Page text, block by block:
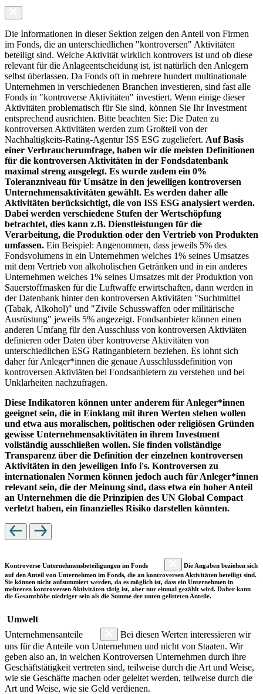
Die Informationen in dieser Sektion zeigen den Anteil von Firmen
im Fonds, die an unterschiedlichen "kontroversen" Aktivitäten
beteiligt sind. Welche Aktivität wirklich kontrovers ist und ob diese
relevant für die Anlageentscheidung ist, ist natürlich den Anlegern
selbst überlassen. Da Fonds oft in mehrere hundert multinationale
Unternehmen in verschiedenen Branchen investieren, sind fast alle
Fonds in "kontroverse Aktivitäten" investiert. Wenn einige dieser
Aktivitäten problematisch für Sie sind, können Sie Ihr Investment
entsprechend ausrichten. Bitte beachten Sie: Die Daten zu
kontroversen Aktivitäten werden zum Großteil von der
Nachhaltigkeits-Rating-Agentur ISS ESG zugeliefert. Auf Basis
einer Verbraucherumfrage, haben wir die meisten Definitionen
für die kontroversen Aktivitäten in der Fondsdatenbank
maximal streng ausgelegt. Es wurde zudem ein 0%
Toleranzniveau für Umsätze in den jeweiligen kontroversen
Unternehmensaktivitäten gewählt. Es werden daher alle
Aktivitäten berücksichtigt, die von ISS ESG analysiert werden.
Dabei werden verschiedene Stufen der Wertschöpfung
betrachtet, dies kann z.B. Dienstleistungen für die
Verarbeitung, die Produktion oder den Vertrieb von Produkten
umfassen. Ein Beispiel: Angenommen, dass jeweils 5% des
Fondsvolumens in ein Unternehmen welches 1% seines Umsatzes
mit dem Vertrieb von alkoholischen Getränken und in ein anderes
Unternehmen welches 1% seines Umsatzes mit der Produktion von
Sauerstoffmasken für die Luftwaffe erwirtschaften, dann werden in
der Datenbank hinter den kontroversen Aktivitäten "Suchtmittel
(Tabak, Alkohol)" und "Zivile Schusswaffen oder militärische
Ausrüstung" jeweils 5% angezeigt. Fondsanbieter können einen
anderen Umfang für den Ausschluss von kontroversen Aktiviäten
definieren oder Daten über kontroverse Aktivitäten von
unterschiedlichen ESG Ratinganbietern beziehen. Es lohnt sich
daher für Anleger*innen die genaue Ausschlussdefinition von
kontroversen Aktiviäten bei Fondsanbietern zu verstehen und bei
Unklarheiten nachzufragen.
Diese Indikatoren können unter anderem für Anleger*innen
geeignet sein, die in Einklang mit ihren Werten stehen wollen
und etwa aus moralischen, politischen oder religiösen Gründen
gewisse Unternehmensaktivitäten in ihrem Investment
vollständig ausschließen wollen. Sie finden vollständige
Transparenz über die Definition der einzelnen kontroversen
Aktivitäten in den jeweiligen Info i's. Kontroversen zu
internationalen Normen können jedoch auch für Anleger*innen
relevant sein, die der Meinung sind, dass etwa ein hoher Anteil
an Unternehmen die die Prinzipien des UN Global Compact
verletzt haben, ein finanzielles Risiko darstellen könnten.
Kontroverse Unternehmensbeteiligungen im Fonds
Die Angaben beziehen sich
auf den Anteil von Unternehmen im Fonds, die an kontroversen Aktivitäten beteiligt sind.
Sie können nicht aufsummiert werden, da es möglich ist, dass ein Unternehmen in
mehreren kontroversen Aktivitäten tätig ist, aber nur einmal gezählt wird. Daher kann
die Gesamthöhe niedriger sein als die Summe der unten gelisteten Anteile.
Umwelt
Unternehmensanteile
Bei diesen Werten interessieren wir
uns für die Anteile von Unternehmen und nicht von Staaten. Wir
geben also an, in welchen Kontroversen Unternehmen durch ihre
Geschäftstätigkeit vertreten sind, teilweise durch die Art und Weise,
wie sie Geschäfte machen oder geleitet werden, teilweise durch die
Art und Weise, wie sie Geld verdienen.